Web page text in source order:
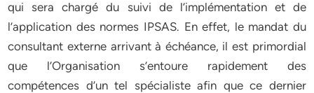
qui sera chargé du suivi de l’implémentation et de
l’application des normes IPSAS. En effet, le mandat du
consultant externe arrivant à échéance, il est primordial
que l’Organisation s’entoure rapidement des
compétences d’un tel spécialiste afin que ce dernier